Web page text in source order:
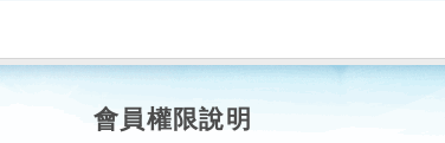
會員權限說明